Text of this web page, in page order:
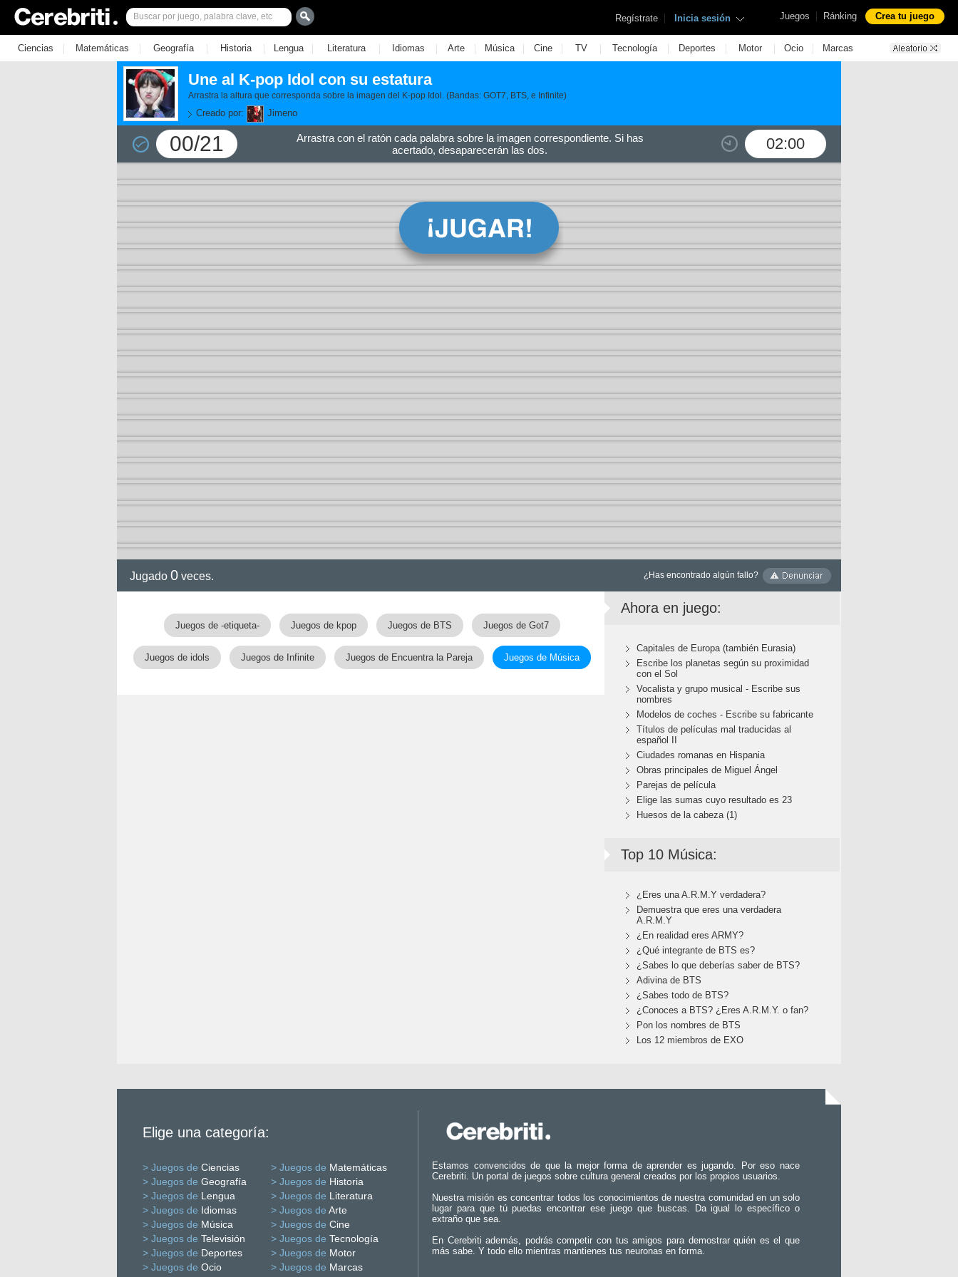
Juegos | Ránking Crea tu juego
Regístrate | Inicia sesión
Ciencias | Matemáticas | Geografía | Historia | Lengua | Literatura | Idiomas | Arte | Música | Cine | TV | Tecnología | Deportes | Motor | Ocio | Marcas
Une al K-pop Idol con su estatura
Arrastra la altura que corresponda sobre la imagen del K-pop Idol. (Bandas: GOT7, BTS, e Infinite)
Creado por: Jimeno
00/21 02:00
Arrastra con el ratón cada palabra sobre la imagen correspondiente. Si has
acertado, desaparecerán las dos.
Jugado 0 veces. ¿Has encontrado algún fallo?
Juegos de -etiqueta- Juegos de kpop Juegos de BTS Juegos de Got7
Juegos de idols Juegos de Infinite Juegos de Encuentra la Pareja Juegos de Música
Ahora en juego:
Capitales de Europa (también Eurasia)
Escribe los planetas según su proximidad
con el Sol
Vocalista y grupo musical - Escribe sus
nombres
Modelos de coches - Escribe su fabricante
Títulos de películas mal traducidas al
español II
Ciudades romanas en Hispania
Obras principales de Miguel Ángel
Parejas de película
Elige las sumas cuyo resultado es 23
Huesos de la cabeza (1)
Top 10 Música:
¿Eres una A.R.M.Y verdadera?
Demuestra que eres una verdadera
A.R.M.Y
¿En realidad eres ARMY?
¿Qué integrante de BTS es?
¿Sabes lo que deberías saber de BTS?
Adivina de BTS
¿Sabes todo de BTS?
¿Conoces a BTS? ¿Eres A.R.M.Y. o fan?
Pon los nombres de BTS
Los 12 miembros de EXO
Elige una categoría:
> Juegos de Ciencias > Juegos de Matemáticas
> Juegos de Geografía > Juegos de Historia
> Juegos de Lengua > Juegos de Literatura
> Juegos de Idiomas > Juegos de Arte
> Juegos de Música > Juegos de Cine
> Juegos de Televisión > Juegos de Tecnología
> Juegos de Deportes > Juegos de Motor
> Juegos de Ocio > Juegos de Marcas
Estamos convencidos de que la mejor forma de aprender es jugando. Por eso nace
Cerebriti. Un portal de juegos sobre cultura general creados por los propios usuarios.
Nuestra misión es concentrar todos los conocimientos de nuestra comunidad en un solo
lugar para que tú puedas encontrar ese juego que buscas. Da igual lo específico o
extraño que sea.
En Cerebriti además, podrás competir con tus amigos para demostrar quién es el que
más sabe. Y todo ello mientras mantienes tus neuronas en forma.